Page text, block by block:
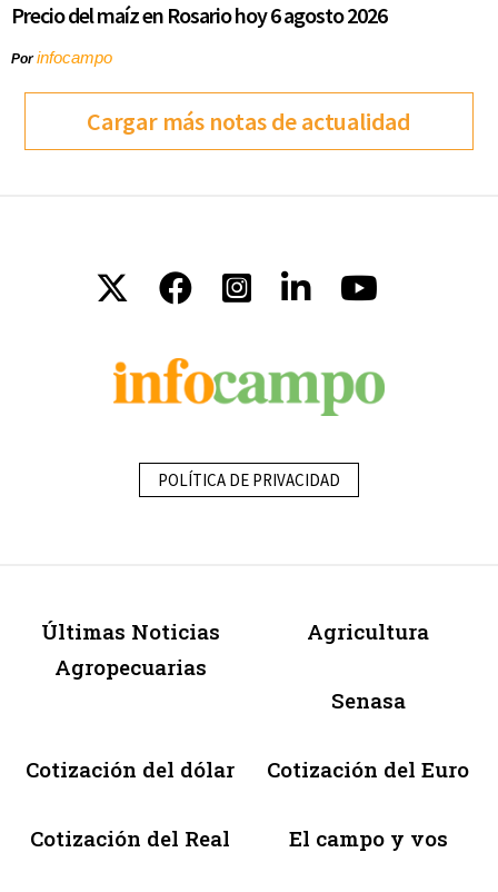
Precio del maíz en Rosario hoy 6 agosto 2026
Porinfocampo
Cargar más notas de actualidad
POLÍTICA DE PRIVACIDAD
Últimas Noticias
Agropecuarias
Agricultura
Senasa
Cotización del dólar Cotización del Euro
Cotización del Real El campo y vos